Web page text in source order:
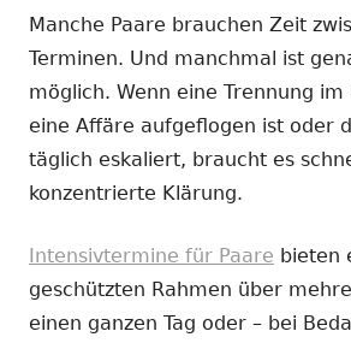
Manche Paare brauchen Zeit
Terminen. Und manchmal ist
möglich. Wenn eine Trennung im
eine Affäre aufgeflogen ist oder
täglich eskaliert, braucht es
konzentrierte Klärung.
Intensivtermine für Paare bieten
geschützten Rahmen über
einen ganzen Tag oder – bei